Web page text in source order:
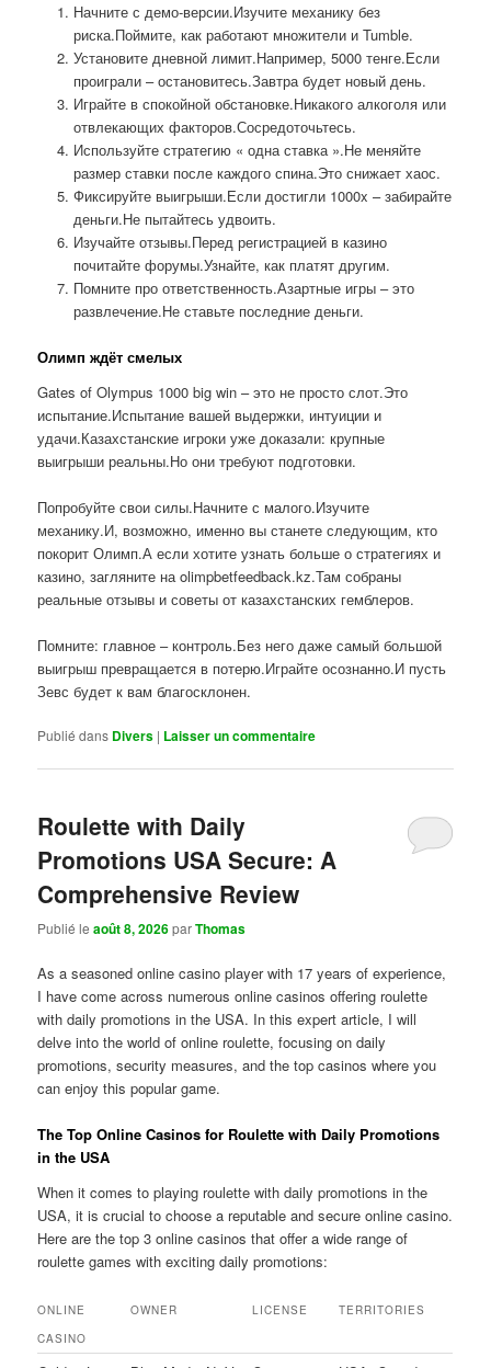
Начните с демо-версии.Изучите механику без
риска.Поймите, как работают множители и Tumble.
Установите дневной лимит.Например, 5000 тенге.Если
проиграли – остановитесь.Завтра будет новый день.
Играйте в спокойной обстановке.Никакого алкоголя или
отвлекающих факторов.Сосредоточьтесь.
Используйте стратегию « одна ставка ».Не меняйте
размер ставки после каждого спина.Это снижает хаос.
Фиксируйте выигрыши.Если достигли 1000x – забирайте
деньги.Не пытайтесь удвоить.
Изучайте отзывы.Перед регистрацией в казино
почитайте форумы.Узнайте, как платят другим.
Помните про ответственность.Азартные игры – это
развлечение.Не ставьте последние деньги.
Олимп ждёт смелых
Gates of Olympus 1000 big win – это не просто слот.Это
испытание.Испытание вашей выдержки, интуиции и
удачи.Казахстанские игроки уже доказали: крупные
выигрыши реальны.Но они требуют подготовки.
Попробуйте свои силы.Начните с малого.Изучите
механику.И, возможно, именно вы станете следующим, кто
покорит Олимп.А если хотите узнать больше о стратегиях и
казино, загляните на olimpbetfeedback.kz.Там собраны
реальные отзывы и советы от казахстанских гемблеров.
Помните: главное – контроль.Без него даже самый большой
выигрыш превращается в потерю.Играйте осознанно.И пусть
Зевс будет к вам благосклонен.
Publié dans Divers | Laisser un commentaire
Roulette with Daily
Promotions USA Secure: A
Comprehensive Review
Publié leaoût 8, 2026parThomas
As a seasoned online casino player with 17 years of experience,
I have come across numerous online casinos offering roulette
with daily promotions in the USA. In this expert article, I will
delve into the world of online roulette, focusing on daily
promotions, security measures, and the top casinos where you
can enjoy this popular game.
The Top Online Casinos for Roulette with Daily Promotions
in the USA
When it comes to playing roulette with daily promotions in the
USA, it is crucial to choose a reputable and secure online casino.
Here are the top 3 online casinos that offer a wide range of
roulette games with exciting daily promotions:
ONLINE
CASINO
OWNER LICENSE TERRITORIES